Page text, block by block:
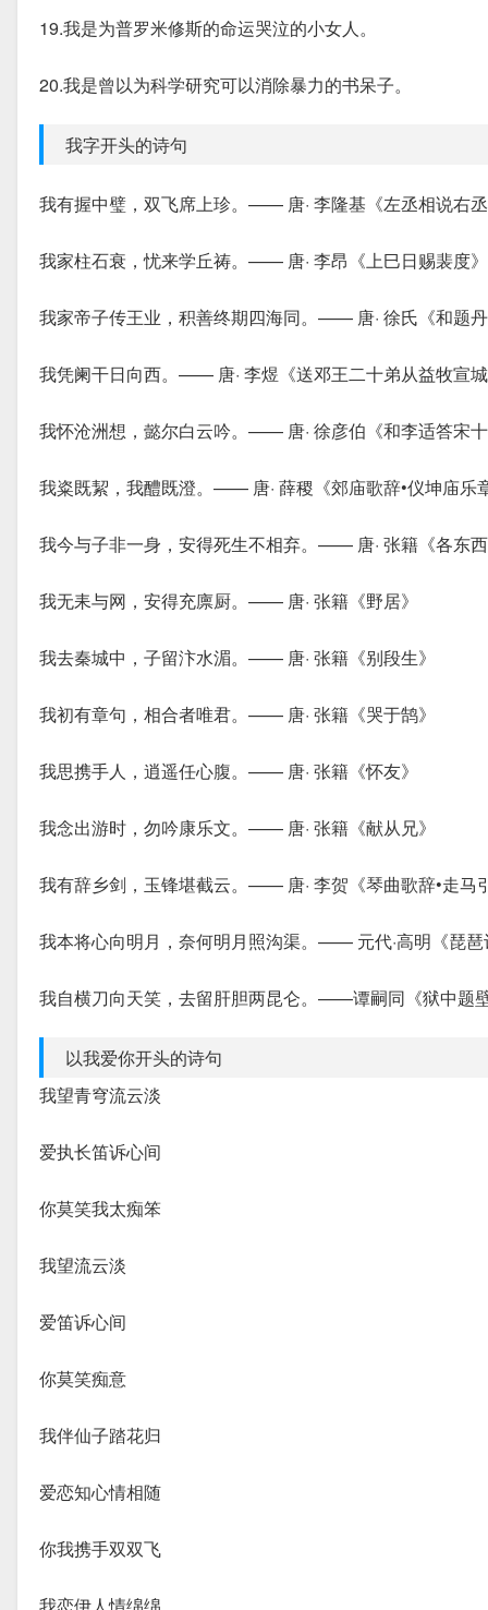
19.我是为普罗米修斯的命运哭泣的小女人。
20.我是曾以为科学研究可以消除暴力的书呆子。
我字开头的诗句
我有握中璧，双飞席上珍。—— 唐· 李隆基《左丞相说右
我家柱石衰，忧来学丘祷。—— 唐· 李昂《上巳日赐裴度》
我家帝子传王业，积善终期四海同。—— 唐· 徐氏《和题丹
我凭阑干日向西。—— 唐· 李煜《送邓王二十弟从益牧宣城
我怀沧洲想，懿尔白云吟。—— 唐· 徐彦伯《和李适答宋十
我粢既絜，我醴既澄。—— 唐· 薛稷《郊庙歌辞•仪坤庙乐章
我今与子非一身，安得死生不相弃。—— 唐· 张籍《各东西
我无耒与网，安得充廪厨。—— 唐· 张籍《野居》
我去秦城中，子留汴水湄。—— 唐· 张籍《别段生》
我初有章句，相合者唯君。—— 唐· 张籍《哭于鹄》
我思携手人，逍遥任心腹。—— 唐· 张籍《怀友》
我念出游时，勿吟康乐文。—— 唐· 张籍《献从兄》
我有辞乡剑，玉锋堪截云。—— 唐· 李贺《琴曲歌辞•走马
我本将心向明月，奈何明月照沟渠。—— 元代·高明《琵琶
我自横刀向天笑，去留肝胆两昆仑。——谭嗣同《狱中题壁
以我爱你开头的诗句
我望青穹流云淡
爱执长笛诉心间
你莫笑我太痴笨
我望流云淡
爱笛诉心间
你莫笑痴意
我伴仙子踏花归
爱恋知心情相随
你我携手双双飞